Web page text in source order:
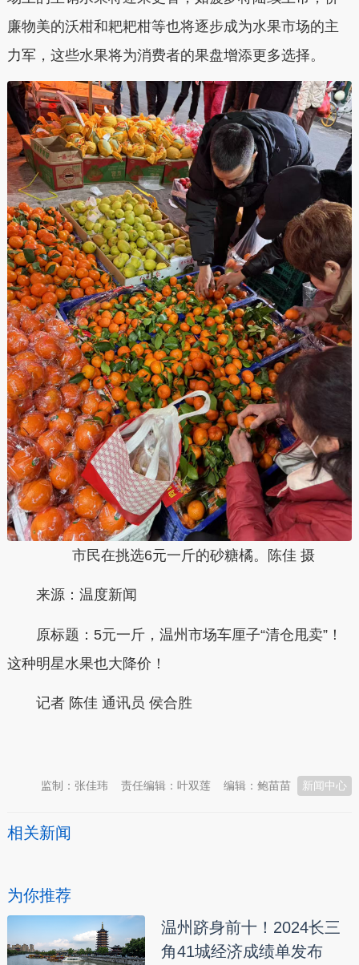
廉物美的沃柑和耙耙柑等也将逐步成为水果市场的主
力军，这些水果将为消费者的果盘增添更多选择。
市民在挑选6元一斤的砂糖橘。陈佳 摄
来源：温度新闻
原标题： 5元一斤，温州市场车厘子“清仓甩卖”！
这种明星水果也大降价！
记者 陈佳 通讯员 侯合胜
新闻中心
编辑：鲍苗苗
责任编辑：叶双莲
监制：张佳玮
相关新闻
为你推荐
温州跻身前十！2024长三
角41城经济成绩单发布